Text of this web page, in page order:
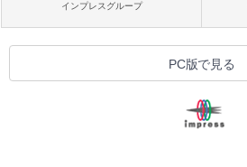
インプレスグループ
PC版で見る